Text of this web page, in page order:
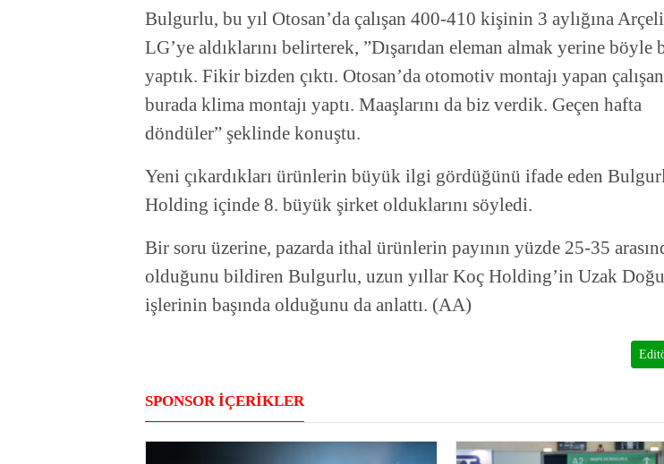
Bulgurlu, bu yıl Otosan’da çalışan 400-410 kişinin 3 aylığına
LG’ye aldıklarını belirterek, ”Dışarıdan eleman almak yerine böyle
yaptık. Fikir bizden çıktı. Otosan’da otomotiv montajı yapan
burada klima montajı yaptı. Maaşlarını da biz verdik. Geçen hafta
döndüler” şeklinde konuştu.
Yeni çıkardıkları ürünlerin büyük ilgi gördüğünü ifade eden
Holding içinde 8. büyük şirket olduklarını söyledi.
Bir soru üzerine, pazarda ithal ürünlerin payının yüzde 25-35
olduğunu bildiren Bulgurlu, uzun yıllar Koç Holding’in Uzak
işlerinin başında olduğunu da anlattı. (AA)
SPONSOR İÇERİKLER